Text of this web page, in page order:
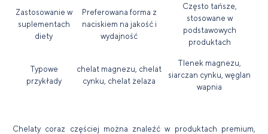
Zastosowanie w
suplementach
diety
Preferowana forma z
naciskiem na jakość i
wydajność
Często tańsze,
stosowane w
podstawowych
produktach
Typowe
przykłady
chelat magnezu, chelat
cynku, chelat żelaza
Tlenek magnezu,
siarczan cynku, węglan
wapnia
Chelaty coraz częściej można znaleźć w produktach premium,